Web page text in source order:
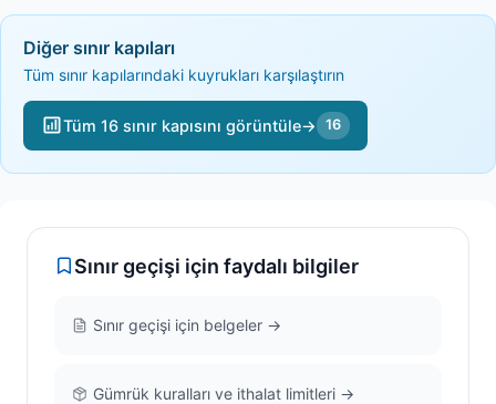
Diğer sınır kapıları
Tüm sınır kapılarındaki kuyrukları karşılaştırın
Tüm 16 sınır kapısını görüntüle→ 16
Sınır geçişi için faydalı bilgiler
Sınır geçişi için belgeler →
Gümrük kuralları ve ithalat limitleri →